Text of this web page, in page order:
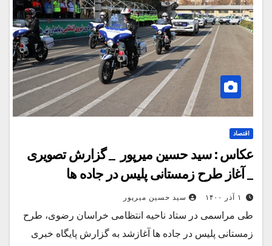
اقتصاد
عکاس : سید حسین میرپور _ گزارش تصویری
_ آغاز طرح زمستانی پلیس در جاده ها
۱ آذر ۱۴۰۰ سید حسین میرپور
طی مراسمی در ستاد ناحیه انتظامی خراسان رضوی، طرح
زمستانی پلیس در جاده ها آغازشد به گزارش پایگاه خبری